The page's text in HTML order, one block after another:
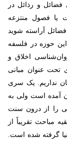
و رذائل در
یا فصول منتزعه
آراسته شوید
حوزه در فلسفه
اخلاق و
تحت عنوان مبانی
نداریم. یک سری
آمده است ولی به
را از درون سنت
مباحث تقریباً از
گرفته شده است.